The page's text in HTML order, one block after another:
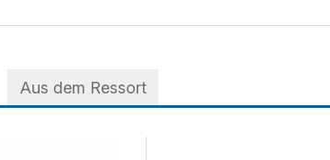
Aus dem Ressort